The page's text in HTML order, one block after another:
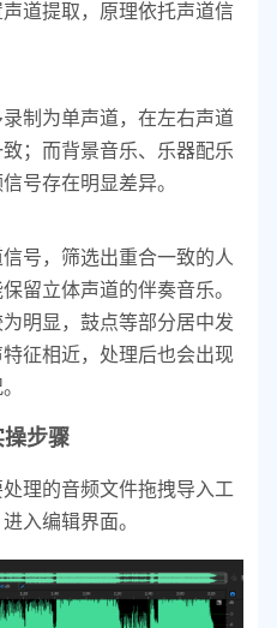
道提取，原理依托声道信
制为单声道，在左右声道
；而背景音乐、乐器配乐
号存在明显差异。
号，筛选出重合一致的人
留立体声道的伴奏音乐。
明显，鼓点等部分居中发
征相近，处理后也会出现
步骤
理的音频文件拖拽导入工
入编辑界面。